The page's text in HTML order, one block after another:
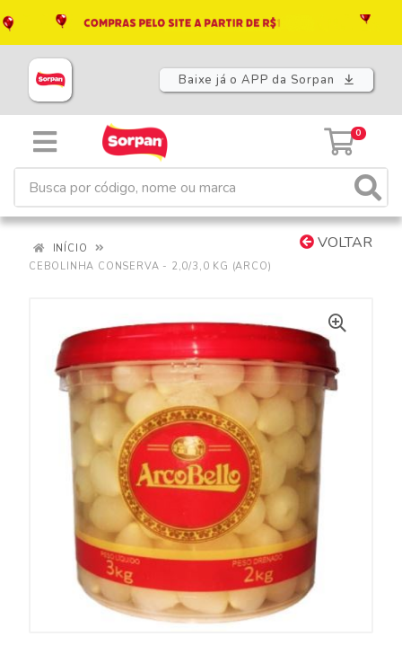
Baixe já o APP da Sorpan
0
VOLTAR
INÍCIO
CEBOLINHA CONSERVA - 2,0/3,0 KG (ARCO)